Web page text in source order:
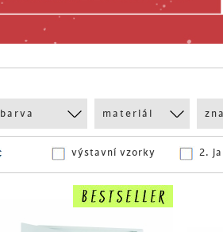
barva materiál
2.
výstavní vzorky